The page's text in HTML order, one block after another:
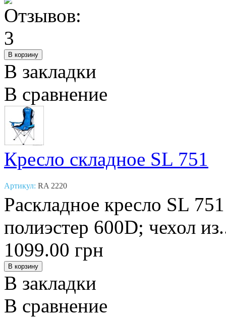
В закладки
В сравнение
Кресло складное SL 751
Артикул: RA 2220
Раскладное кресло SL
полиэстер 600D; чехол
1099.00 грн
В закладки
В сравнение